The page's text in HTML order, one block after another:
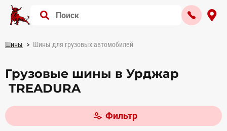
Шины Шины для грузовых автомобилей
Грузовые шины в Урджар
TREADURA
Фильтр